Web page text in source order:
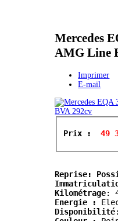
Mercedes
AMG Line
Imprimer
E-mail
Prix : 49
Reprise:
Kilométrage:
Energie :
Disponibilité